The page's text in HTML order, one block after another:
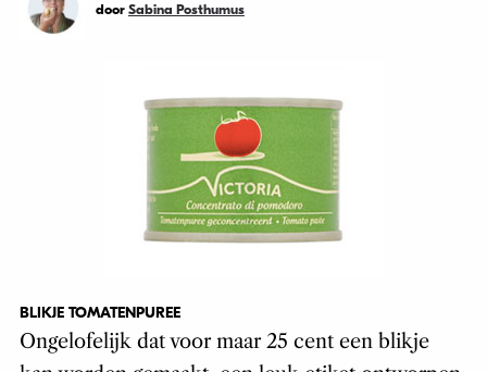
door Sabina Posthumus
BLIKJE TOMATENPUREE
Ongelofelijk dat voor maar 25 cent een blikje